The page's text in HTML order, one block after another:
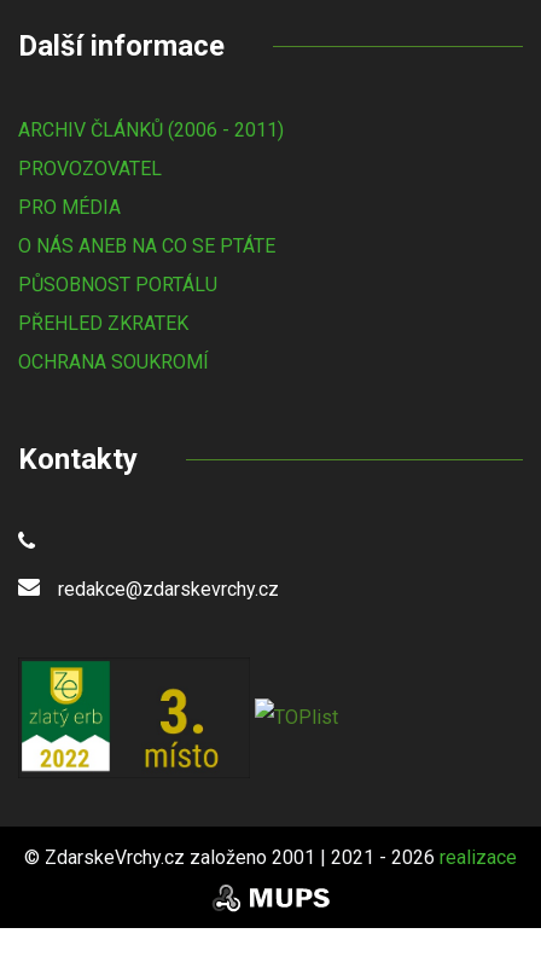
Další informace
ARCHIV ČLÁNKŮ (2006 - 2011)
PROVOZOVATEL
PRO MÉDIA
O NÁS ANEB NA CO SE PTÁTE
PŮSOBNOST PORTÁLU
PŘEHLED ZKRATEK
OCHRANA SOUKROMÍ
Kontakty
redakce@zdarskevrchy.cz
© ZdarskeVrchy.cz založeno 2001 | 2021 - 2026 realizace